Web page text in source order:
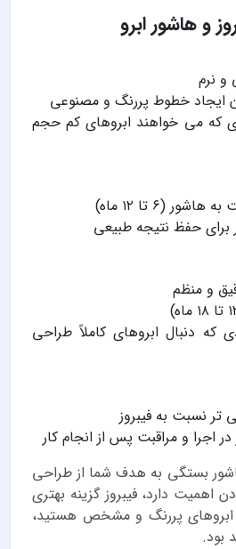
و هاشور ابرو
و نرم
ایجاد خطوط پررنگ و مصنوعی
که می خواهند ابروهای کم حجم
(۶ تا ۱۲ ماه)
برای حفظ نتیجه طبیعی
و منظم
که دنبال ابروهای کاملاً طراحی
نسبت به فیبروز
اجرا و مراقبت پس از انجام کار
بستگی به هدف شما از طراحی
اهمیت دارد، فیبروز گزینه بهتری
ابروهای پررنگ و مشخص هستید،
بود.